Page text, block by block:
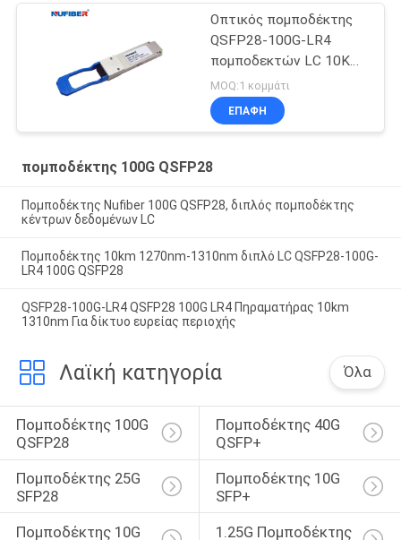
Οπτικός πομποδέκτης
QSFP28-100G-LR4
πομποδεκτών LC 10KM
1310nm 100G QSFP28
MOQ:1 κομμάτι
ΕΠΑΦΉ
πομποδέκτης 100G QSFP28
Πομποδέκτης Nufiber 100G QSFP28, διπλός πομποδέκτης
κέντρων δεδομένων LC
Πομποδέκτης 10km 1270nm-1310nm διπλό LC QSFP28-100G-
LR4 100G QSFP28
QSFP28-100G-LR4 QSFP28 100G LR4 Πηραματήρας 10km
1310nm Για δίκτυο ευρείας περιοχής
Λαϊκή κατηγορία Όλα
Πομποδέκτης 100G
QSFP28
Πομποδέκτης 40G
QSFP+
Πομποδέκτης 25G
SFP28
Πομποδέκτης 10G
SFP+
Πομποδέκτης 10G
1.25G Πομποδέκτης